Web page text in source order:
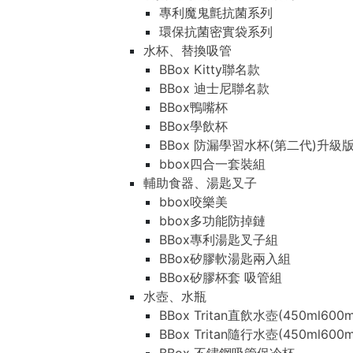
專利魔鬼氈抗菌系列
環保抗菌密實袋系列
水杯、替換吸管
BBox Kitty聯名款
BBox 迪士尼聯名款
BBox鴨嘴杯
BBox學飲杯
BBox 防漏學習水杯(第二代)升級版
bbox四合一套裝組
輔助食器、湯匙叉子
bbox咬樂美
bbox多功能防掉鏈
BBox專利湯匙叉子組
BBox矽膠軟湯匙兩入組
BBox矽膠杯套 吸管組
水壺、水瓶
BBox Tritan直飲水壺
BBox Tritan隨行水壺